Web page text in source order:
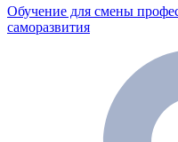
Обучение для смены
саморазвития